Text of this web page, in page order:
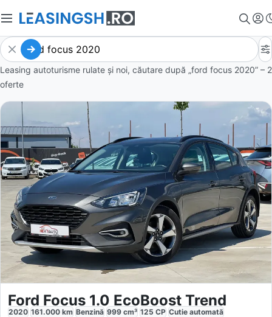
Leasing autoturisme rulate și noi, căutare după „ford focus 2020” – 2
oferte
Ford Focus 1.0 EcoBoost Trend
2020 161.000 km Benzină 999 cm³ 125 CP Cutie automată